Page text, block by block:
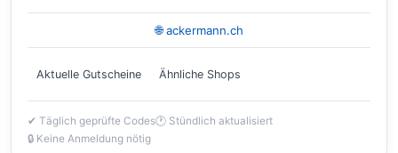
🌐 ackermann.ch
Aktuelle Gutscheine Ähnliche Shops
✔ Täglich geprüfte Codes🕐 Stündlich aktualisiert
🔒 Keine Anmeldung nötig